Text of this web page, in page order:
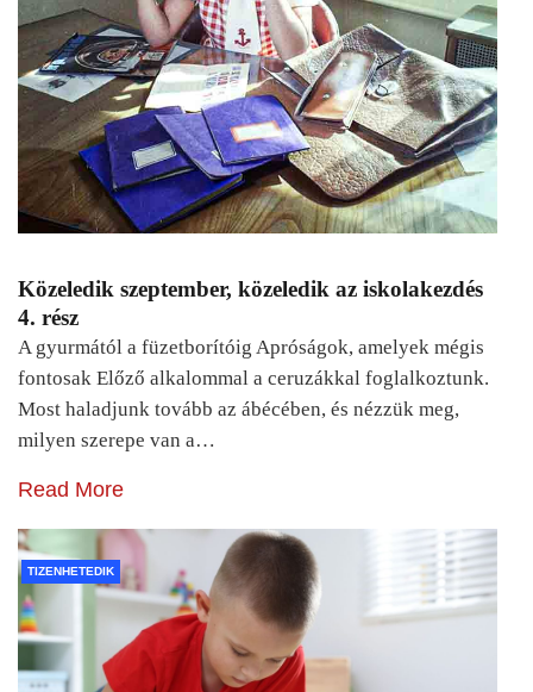
Közeledik szeptember, közeledik az iskolakezdés
4. rész
A gyurmától a füzetborítóig Apróságok, amelyek mégis
fontosak Előző alkalommal a ceruzákkal foglalkoztunk.
Most haladjunk tovább az ábécében, és nézzük meg,
milyen szerepe van a…
Read More
TIZENHETEDIK